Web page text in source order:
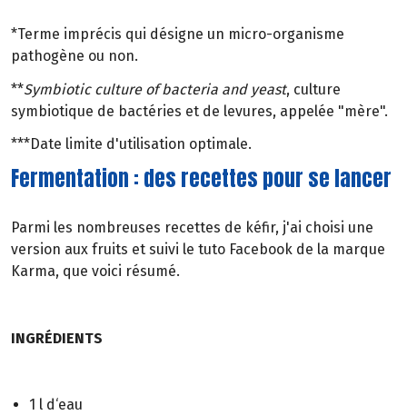
*Terme imprécis qui désigne un micro-organisme
pathogène ou non.
**Symbiotic culture of bacteria and yeast, culture
symbiotique de bactéries et de levures, appelée "mère".
***Date limite d'utilisation optimale.
Fermentation : des recettes pour se lancer
Parmi les nombreuses recettes de kéfir, j'ai choisi une
version aux fruits et suivi le tuto Facebook de la marque
Karma, que voici résumé.
INGRÉDIENTS
1 l d‘eau